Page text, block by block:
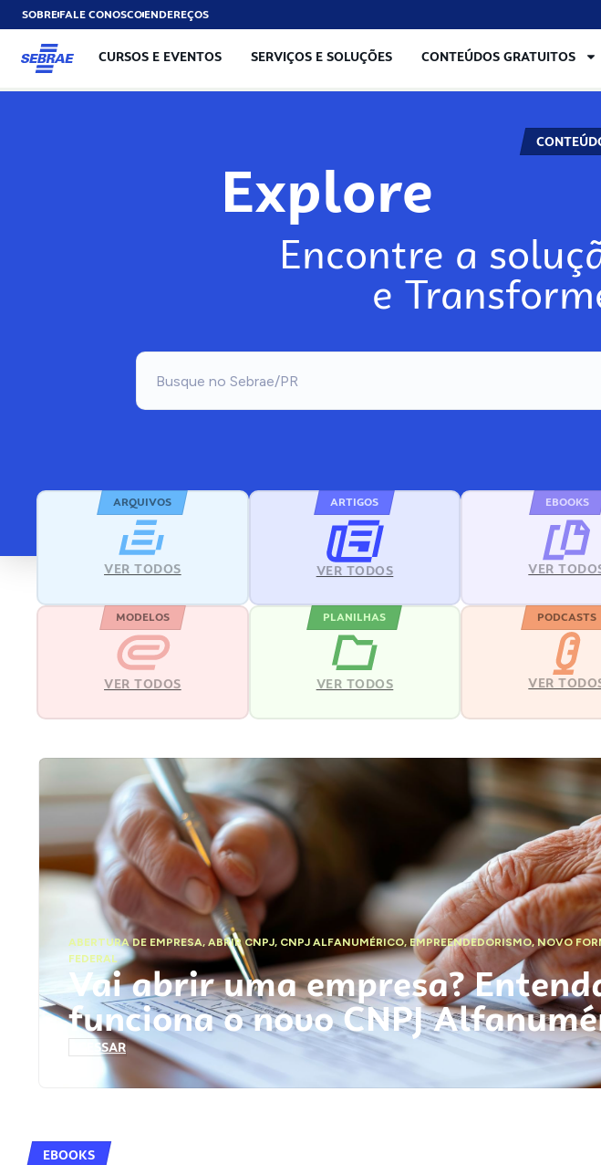
SOBREFALE CONOSCOENDEREÇOS
CURSOS E EVENTOS SERVIÇOS E SOLUÇÕES CONTEÚDOS GRATUITOS
Explore
Encontre a
e
ARQUIVOS
VER TODOS
ARTIGOS
VER TODOS
EBOOKS
VER
MODELOS
VER TODOS
PLANILHAS
VER TODOS
PODCASTS
VER
ABERTURA DE EMPRESA,ABRIR CNPJ, CNPJ ALFANUMÉRICO, EMPREENDEDORISMO,NOVO
FEDERAL
Vai abrir uma empresa?
funciona o novo CNPJ
ACESSAR
EBOOKS